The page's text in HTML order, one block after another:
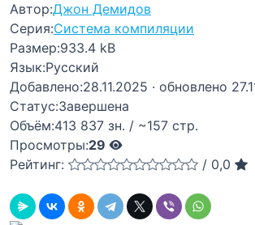
Автор:Джон Демидов
Серия:Система компиляции
Размер:933.4 kB
Язык:Русский
Добавлено:28.11.2025 · обновлено
Статус:Завершена
Объём:413 837 зн. / ~157 стр.
Просмотры:29
Рейтинг:
/ 0,0